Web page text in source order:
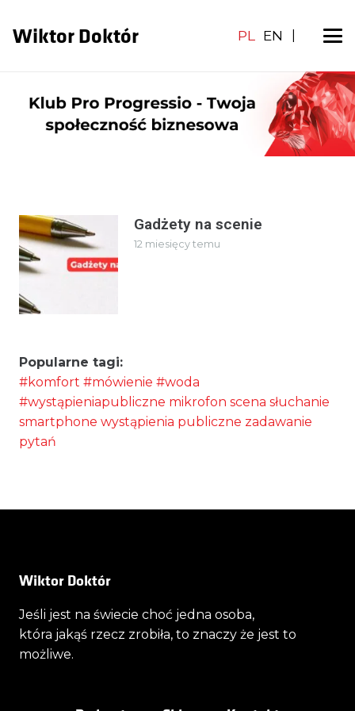
Wiktor Doktór PL EN
Gadżety na scenie
12 miesięcy temu
Popularne tagi:
#komfort #mówienie #woda
#wystąpieniapubliczne mikrofon scena słuchanie
smartphone wystąpienia publiczne zadawanie
pytań
Wiktor Doktór
Jeśli jest na świecie choć jedna osoba,
która jakąś rzecz zrobiła, to znaczy że jest to
możliwe.